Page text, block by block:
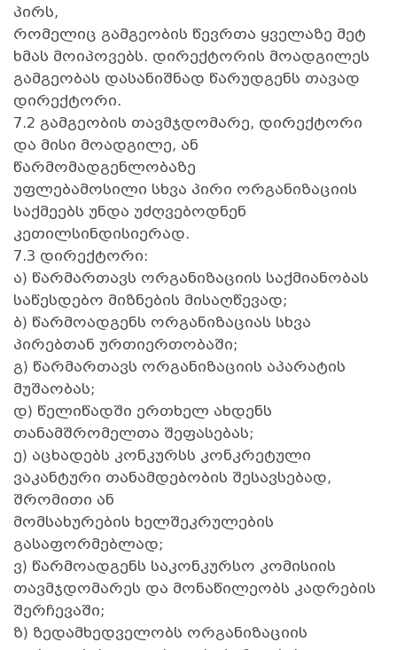
პირს,
რომელიც გამგეობის წევრთა ყველაზე მეტ
ხმას მოიპოვებს. დირექტორის მოადგილეს
გამგეობას დასანიშნად წარუდგენს თავად
დირექტორი.
7.2 გამგეობის თავმჯდომარე, დირექტორი
და მისი მოადგილე, ან
წარმომადგენლობაზე
უფლებამოსილი სხვა პირი ორგანიზაციის
საქმეებს უნდა უძღვებოდნენ
კეთილსინდისიერად.
7.3 დირექტორი:
ა) წარმართავს ორგანიზაციის საქმიანობას
საწესდებო მიზნების მისაღწევად;
ბ) წარმოადგენს ორგანიზაციას სხვა
პირებთან ურთიერთობაში;
გ) წარმართავს ორგანიზაციის აპარატის
მუშაობას;
დ) წელიწადში ერთხელ ახდენს
თანამშრომელთა შეფასებას;
ე) აცხადებს კონკურსს კონკრეტული
ვაკანტური თანამდებობის შესავსებად,
შრომითი ან
მომსახურების ხელშეკრულების
გასაფორმებლად;
ვ) წარმოადგენს საკონკურსო კომისიის
თავმჯდომარეს და მონაწილეობს კადრების
შერჩევაში;
ზ) ზედამხედველობს ორგანიზაციის